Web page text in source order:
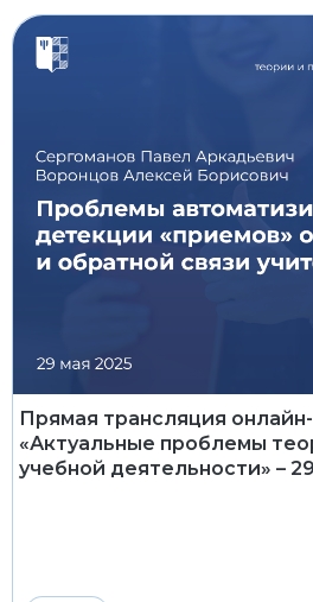
Прямая трансляция
«Актуальные проблемы
учебной деятельности» –